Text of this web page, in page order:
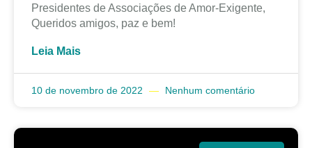
Presidentes de Associações de Amor-Exigente,
Queridos amigos, paz e bem!
Leia Mais
10 de novembro de 2022 Nenhum comentário